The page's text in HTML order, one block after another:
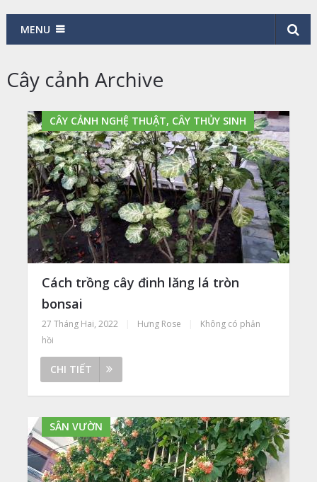
MENU
Cây cảnh Archive
CÂY CẢNH NGHỆ THUẬT, CÂY THỦY SINH
Cách trồng cây đinh lăng lá tròn
bonsai
27 Tháng Hai, 2022 Hưng Rose
Không có phản
hồi
CHI TIẾT
SÂN VƯỜN